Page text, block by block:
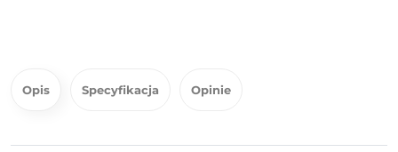
Opis Specyfikacja Opinie